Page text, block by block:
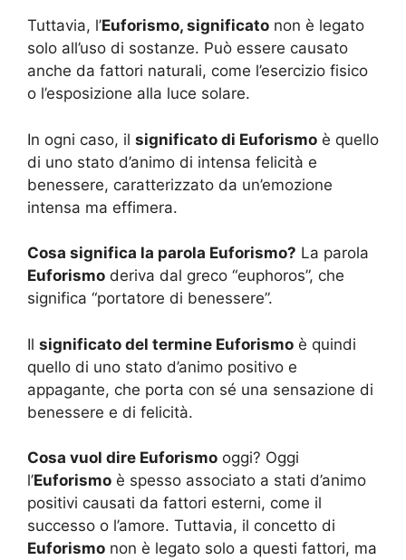
Tuttavia, l’Euforismo, significato non è legato
solo all’uso di sostanze. Può essere causato
anche da fattori naturali, come l’esercizio fisico
o l’esposizione alla luce solare.
In ogni caso, il significato di Euforismo è quello
di uno stato d’animo di intensa felicità e
benessere, caratterizzato da un’emozione
intensa ma effimera.
Cosa significa la parola Euforismo? La parola
Euforismo deriva dal greco “euphoros”, che
significa “portatore di benessere”.
Il significato del termine Euforismo è quindi
quello di uno stato d’animo positivo e
appagante, che porta con sé una sensazione di
benessere e di felicità.
Cosa vuol dire Euforismo oggi? Oggi
l’Euforismo è spesso associato a stati d’animo
positivi causati da fattori esterni, come il
successo o l’amore. Tuttavia, il concetto di
Euforismo non è legato solo a questi fattori, ma